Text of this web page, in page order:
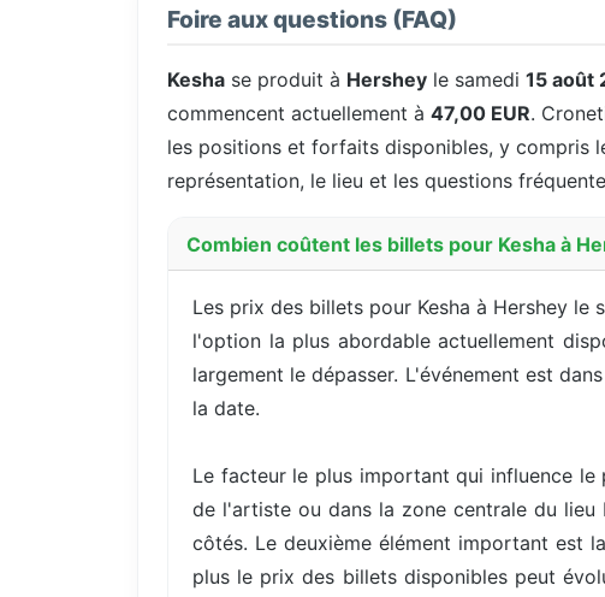
Foire aux questions (FAQ)
Kesha se produit à Hershey le samedi 15 août
commencent actuellement à 47,00 EUR.
les positions et forfaits disponibles, y compris
représentation, le lieu et les questions
Combien coûtent les billets pour Kesha à
Les prix des billets pour Kesha à Hershey
l'option la plus abordable actuellement
largement le dépasser. L'événement est
la date.
Le facteur le plus important qui influence
de l'artiste ou dans la zone centrale du lieu
côtés. Le deuxième élément important est
plus le prix des billets disponibles peut